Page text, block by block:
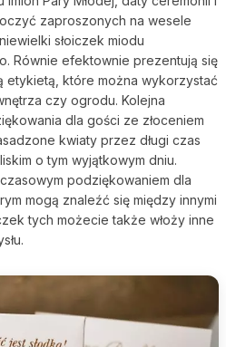
zaproszonych na wesele
słoiczek miodu
Równie efektownie prezentują się
etykietą, które można wykorzystać
czy ogrodu. Kolejna
dla gości ze złoceniem
kwiaty przez długi czas
o tym wyjątkowym dniu.
podziękowaniem dla
mogą znaleźć się między innymi
tych możecie także włoży inne